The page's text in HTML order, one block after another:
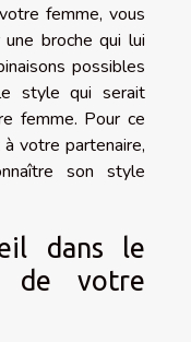
femme, vous
broche qui lui
possibles
style qui serait
femme. Pour ce
votre partenaire,
son style
dans le
de votre